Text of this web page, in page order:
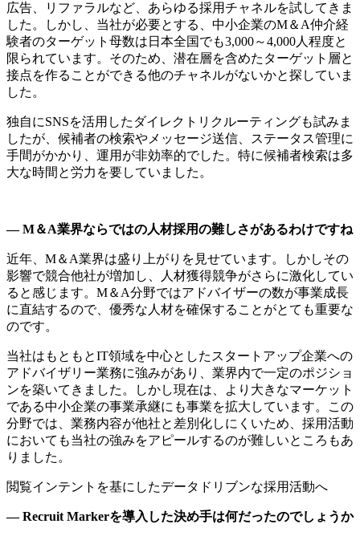
広告、リファラルなど、あらゆる採用チャネルを試してきま
した。しかし、当社が必要とする、中小企業のM＆A仲介経
験者のターゲット母数は日本全国でも3,000～4,000人程度と
限られています。そのため、潜在層を含めたターゲット層と
接点を作ることができる他のチャネルがないかと探していま
した。
独自にSNSを活用したダイレクトリクルーティングも試みま
したが、候補者の検索やメッセージ送信、ステータス管理に
手間がかかり、運用が非効率的でした。特に候補者検索は多
大な時間と労力を要していました。
― M＆A業界ならではの人材採用の難しさがあるわけですね
近年、M＆A業界は盛り上がりを見せています。しかしその
影響で競合他社が増加し、人材獲得競争がさらに激化してい
ると感じます。M＆A分野ではアドバイザーの数が事業成長
に直結するので、優秀な人材を確保することがとても重要な
のです。
当社はもともとIT領域を中心としたスタートアップ企業への
アドバイザリー業務に強みがあり、業界内で一定のポジショ
ンを築いてきました。しかし現在は、より大きなマーケット
である中小企業の事業承継にも事業を拡大しています。この
分野では、業務内容が他社と差別化しにくいため、採用活動
においても当社の強みをアピールするのが難しいところもあ
りました。
閲覧インテントを基にしたデータドリブンな採用活動へ
― Recruit Markerを導入した決め手は何だったのでしょうか